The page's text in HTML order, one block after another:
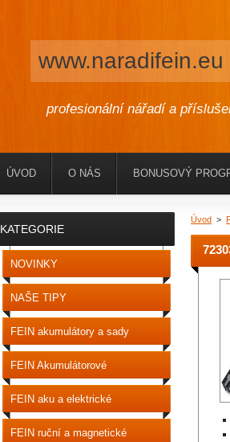
www.naradifein.eu
profesionální nářadí a
Úvod >
KATEGORIE
NOVINKY
NAŠE TIPY
FEIN akumulátory a sady
FEIN Akumulátorové
šroubováky
FEIN aku a elektrické
šroubováky
FEIN ruční a magnetické
ÚVOD O NÁS BONUSOVÝ